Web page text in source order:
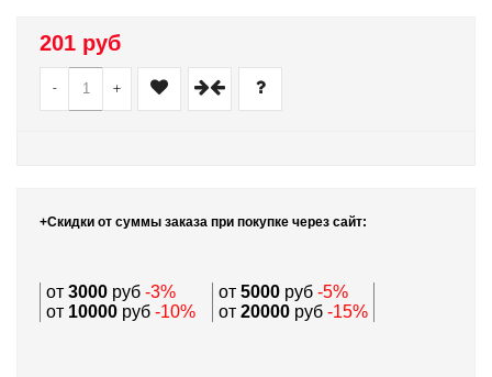
201 руб
- +
+Скидки от суммы заказа при покупке через сайт:
от 3000 руб -3% от 5000 руб -5%
от 10000 руб -10% от 20000 руб -15%